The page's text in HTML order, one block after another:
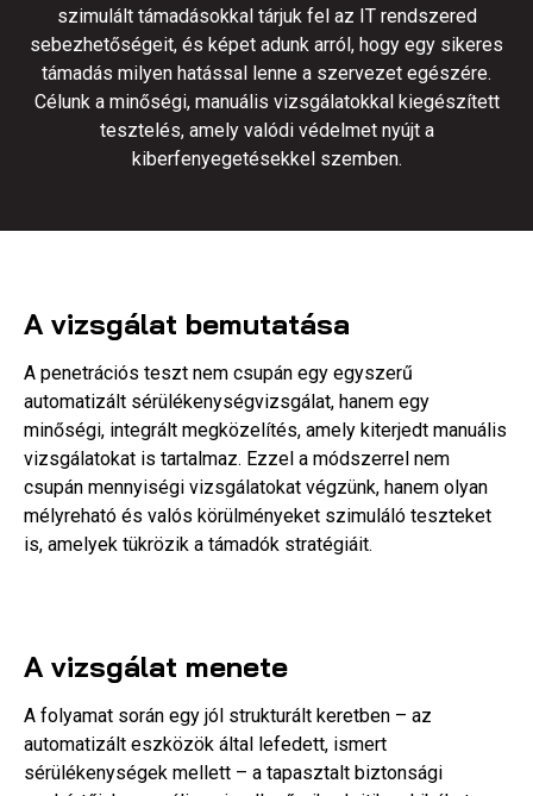
szimulált támadásokkal tárjuk fel az IT rendszered
sebezhetőségeit, és képet adunk arról, hogy egy sikeres
támadás milyen hatással lenne a szervezet egészére.
Célunk a minőségi, manuális vizsgálatokkal kiegészített
tesztelés, amely valódi védelmet nyújt a
kiberfenyegetésekkel szemben.
A vizsgálat bemutatása
A penetrációs teszt nem csupán egy egyszerű
automatizált sérülékenységvizsgálat, hanem egy
minőségi, integrált megközelítés, amely kiterjedt manuális
vizsgálatokat is tartalmaz. Ezzel a módszerrel nem
csupán mennyiségi vizsgálatokat végzünk, hanem olyan
mélyreható és valós körülményeket szimuláló teszteket
is, amelyek tükrözik a támadók stratégiáit.
A vizsgálat menete
A folyamat során egy jól strukturált keretben – az
automatizált eszközök által lefedett, ismert
sérülékenységek mellett – a tapasztalt biztonsági